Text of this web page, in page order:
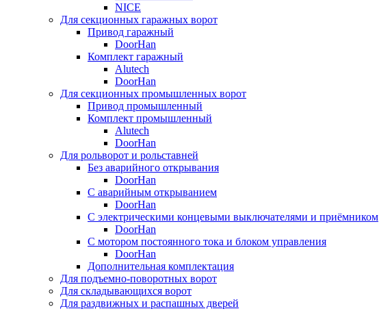
NICE
Для секционных гаражных ворот
Привод гаражный
DoorHan
Комплект гаражный
Alutech
DoorHan
Для секционных промышленных ворот
Привод промышленный
Комплект промышленный
Alutech
DoorHan
Для рольворот и рольставней
Без аварийного открывания
DoorHan
С аварийным открыванием
DoorHan
С электрическими концевыми выключателями и приёмником
DoorHan
С мотором постоянного тока и блоком управления
DoorHan
Дополнительная комплектация
Для подъемно-поворотных ворот
Для складывающихся ворот
Для раздвижных и распашных дверей